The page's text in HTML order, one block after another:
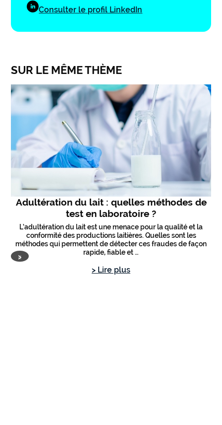
Consulter le profil LinkedIn
SUR LE MÊME THÈME
Adultération du lait : quelles méthodes de
test en laboratoire ?
L’adultération du lait est une menace pour la qualité et la
conformité des productions laitières. Quelles sont les
méthodes qui permettent de détecter ces fraudes de façon
rapide, fiable et …
> Lire plus
‹
›